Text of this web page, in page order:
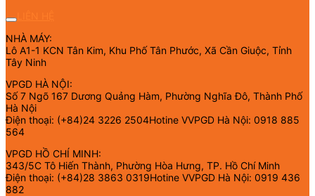
NHÀ MÁY:
Lô A1-1 KCN Tân Kim, Khu Phố Tân Phước, Xã Cần Giuộc, Tỉnh
Tây Ninh
VPGD HÀ NỘI:
Số 7 Ngõ 167 Dương Quảng Hàm, Phường Nghĩa Đô, Thành Phố
Hà Nội
Điện thoại: (+84)24 3226 2504Hotine VVPGD Hà Nội: 0918 885
564
VPGD HỒ CHÍ MINH:
343/5C Tô Hiến Thành, Phường Hòa Hưng, TP. Hồ Chí Minh
Điện thoại: (+84)28 3863 0319Hotine VVPGD Hà Nội: 0919 436
882